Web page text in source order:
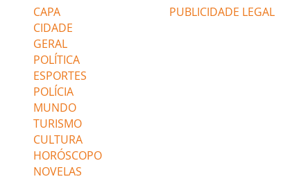
ajudar João Raul sem prejudicar a amiga.
CAPA
CIDADE
GERAL
POLÍTICA
ESPORTES
POLÍCIA
MUNDO
TURISMO
CULTURA
HORÓSCOPO
NOVELAS
PUBLICIDADE LEGAL